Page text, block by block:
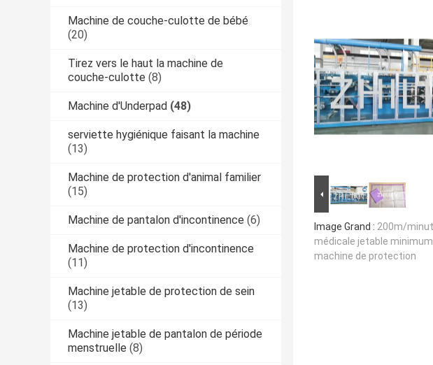
Machine de couche-culotte de bébé
(20)
Tirez vers le haut la machine de
couche-culotte (8)
Machine d'Underpad (48)
serviette hygiénique faisant la machine
(13)
Machine de protection d'animal familier
(15)
Machine de pantalon d'incontinence (6)
Machine de protection d'incontinence
(11)
Machine jetable de protection de sein
(13)
Machine jetable de pantalon de période
menstruelle (8)
Image Grand : 200m/
médicale jetable
machine de protection